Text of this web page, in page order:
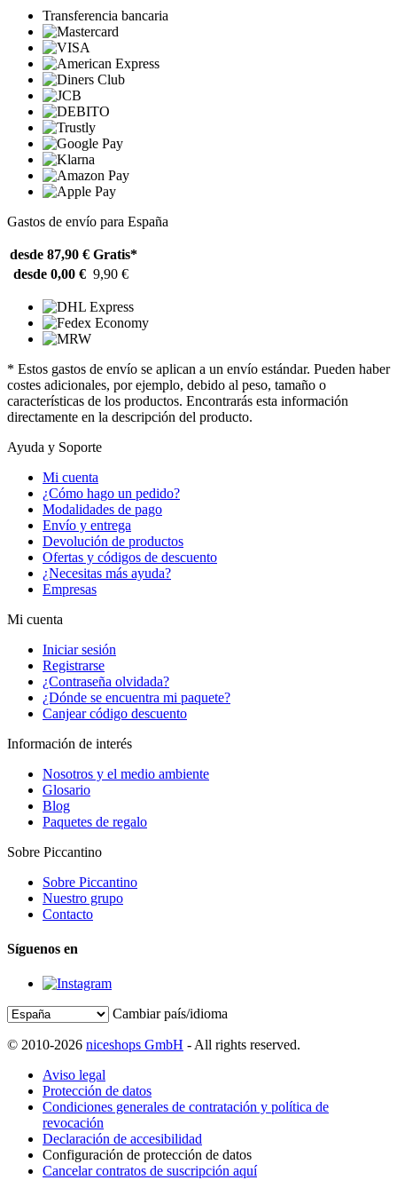
Transferencia bancaria
Gastos de envío para España
desde 87,90 € Gratis*
desde 0,00 € 9,90 €
* Estos gastos de envío se aplican a un envío estándar. Pueden haber
costes adicionales, por ejemplo, debido al peso, tamaño o
características de los productos. Encontrarás esta información
directamente en la descripción del producto.
Ayuda y Soporte
Mi cuenta
¿Cómo hago un pedido?
Modalidades de pago
Envío y entrega
Devolución de productos
Ofertas y códigos de descuento
¿Necesitas más ayuda?
Empresas
Mi cuenta
Iniciar sesión
Registrarse
¿Contraseña olvidada?
¿Dónde se encuentra mi paquete?
Canjear código descuento
Información de interés
Nosotros y el medio ambiente
Glosario
Blog
Paquetes de regalo
Sobre Piccantino
Sobre Piccantino
Nuestro grupo
Contacto
Síguenos en
Cambiar país/idioma
© 2010-2026 niceshops GmbH - All rights reserved.
Aviso legal
Protección de datos
Condiciones generales de contratación y política de
revocación
Declaración de accesibilidad
Configuración de protección de datos
Cancelar contratos de suscripción aquí